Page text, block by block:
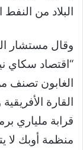
البلاد من
وقال مستشار
“اقتصاد سكاي
الغابون تصنف
القارة
قرابة ملياري